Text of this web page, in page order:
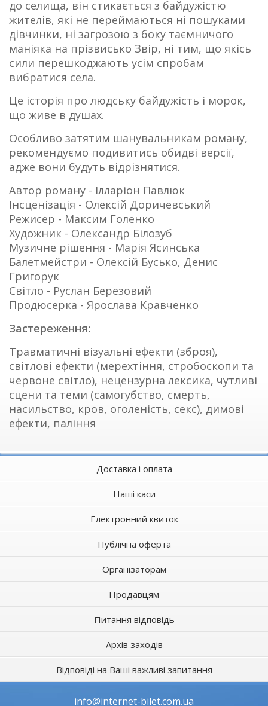
до селища, він стикається з байдужістю
жителів, які не переймаються ні пошуками
дівчинки, ні загрозою з боку таємничого
маніяка на прізвисько Звір, ні тим, що якісь
сили перешкоджають усім спробам
вибратися села.
Це історія про людську байдужість і морок,
що живе в душах.
Особливо затятим шанувальникам роману,
рекомендуємо подивитись обидві версії,
адже вони будуть відрізнятися.
Автор роману - Ілларіон Павлюк
Інсценізація - Олексій Доричевський
Режисер - Максим Голенко
Художник - Олександр Білозуб
Музичне рішення - Марія Ясинська
Балетмейстри - Олексій Бусько, Денис
Григорук
Світло - Руслан Березовий
Продюсерка - Ярослава Кравченко
Застереження:
Травматичні візуальні ефекти (зброя),
світлові ефекти (мерехтіння, стробоскопи та
червоне світло), нецензурна лексика, чутливі
сцени та теми (самогубство, смерть,
насильство, кров, оголеність, секс), димові
ефекти, паління
Доставка і оплата
Наші каси
Електронний квиток
Публічна оферта
Організаторам
Продавцям
Питання відповідь
Архів заходів
Відповіді на Ваші важливі запитання
info@internet-bilet.com.ua